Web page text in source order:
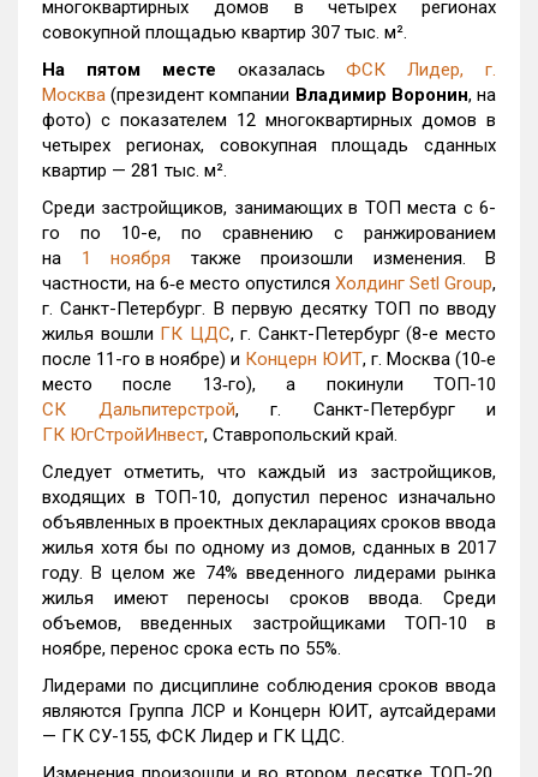
многоквартирных домов в четырех регионах
совокупной площадью квартир 307 тыс. м².
На пятом месте оказаласьФСК Лидер, г.
Москва(президент компании Владимир Воронин, на
фото) с показателем 12 многоквартирных домов в
четырех регионах, совокупная площадь сданных
квартир — 281 тыс. м².
Среди застройщиков, занимающих в ТОП места с 6-
го по 10-е, по сравнению с ранжированием
на 1 ноября также произошли изменения. В
частности, на 6‑е место опустился Холдинг Setl Group,
г. Санкт-Петербург. В первую десятку ТОП по вводу
жилья вошли ГК ЦДС, г. Санкт-Петербург (8-е место
после 11-го в ноябре) и Концерн ЮИТ, г. Москва (10‑е
место после 13‑го), а покинули ТОП-10
СК Дальпитерстрой, г. Санкт-Петербург и
ГК ЮгСтройИнвест, Ставропольский край.
Следует отметить, что каждый из застройщиков,
входящих в ТОП-10, допустил перенос изначально
объявленных в проектных декларациях сроков ввода
жилья хотя бы по одному из домов, сданных в 2017
году. В целом же 74% введенного лидерами рынка
жилья имеют переносы сроков ввода. Среди
объемов, введенных застройщиками ТОП-10 в
ноябре, перенос срока есть по 55%.
Лидерами по дисциплине соблюдения сроков ввода
являются Группа ЛСР и Концерн ЮИТ, аутсайдерами
— ГК СУ-155, ФСК Лидер и ГК ЦДС.